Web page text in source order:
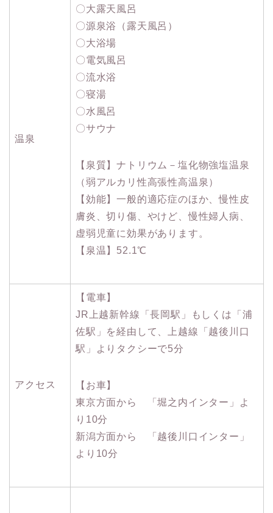
温泉
〇大露天風呂
〇源泉浴（露天風呂）
〇大浴場
〇電気風呂
〇流水浴
〇寝湯
〇水風呂
〇サウナ
【泉質】ナトリウム－塩化物強塩温泉
（弱アルカリ性高張性高温泉）
【効能】一般的適応症のほか、慢性皮
膚炎、切り傷、やけど、慢性婦人病、
虚弱児童に効果があります。
【泉温】52.1℃
アクセス
【電車】
JR上越新幹線「長岡駅」もしくは「浦
佐駅」を経由して、上越線「越後川口
駅」よりタクシーで5分
【お車】
東京方面から 「堀之内インター」よ
り10分
新潟方面から 「越後川口インター」
より10分